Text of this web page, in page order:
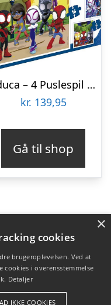
Educa – 4 Puslespil I Kuffert – 6-9-12-16 Brikker – Spidey & His Amazing Friends
kr. 139,95
Gå til shop
Aps
×
cookies
brugeroplevelsen. Ved at
cookies i overensstemmelse
Detaljer
IKKE COOKIES